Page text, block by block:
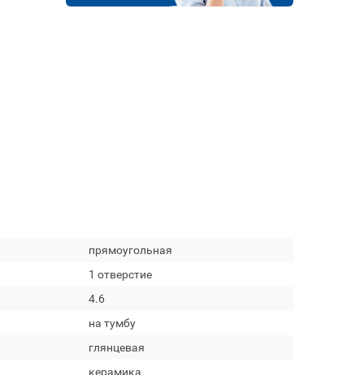
прямоугольная
1 отверстие
4.6
на тумбу
глянцевая
керамика